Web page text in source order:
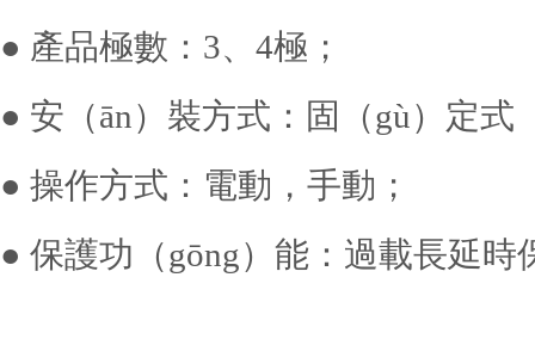
● 產品極數：3、4極；
● 安（ān）裝方式：固（gù）定式
● 操作方式：電動，手動；
● 保護功（gōng）能：過載長延